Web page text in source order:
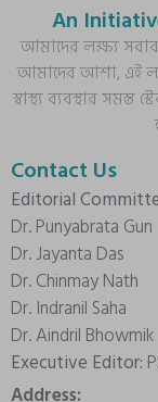
An
আমাদের লক্ষ্য সবার
আমাদের আশা, এই
স্বাস্থ্য ব্যবস্থার
Contact Us
Editorial
Dr. Punyabrata Gun
Dr. Jayanta Das
Dr. Chinmay Nath
Dr. Indranil Saha
Dr. Aindril Bhowmik
Executive Editor: